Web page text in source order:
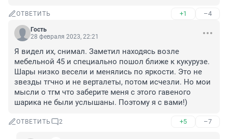
ОТВЕТИТЬ +1 –4
Гость
28 февраля 2023, 22:21
Я видел их, снимал. Заметил находясь возле
мебельной 45 и специально пошол ближе к кукурузе.
Шары низко весели и менялись по яркости. Это не
звезды тгчно и не верталеты, потом исчезли. Но мои
мысли о тгм что заберите меня с этого гавеного
шарика не были услышаны. Поэтому я с вами!)
ОТВЕТИТЬ 2 +5 –7